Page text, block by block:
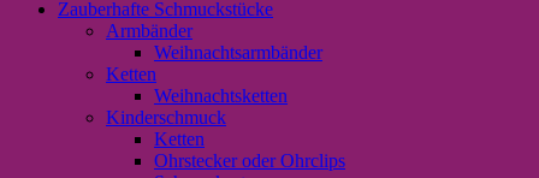
Zauberhafte Schmuckstücke
Armbänder
Weihnachtsarmbänder
Ketten
Weihnachtsketten
Kinderschmuck
Ketten
Ohrstecker oder Ohrclips